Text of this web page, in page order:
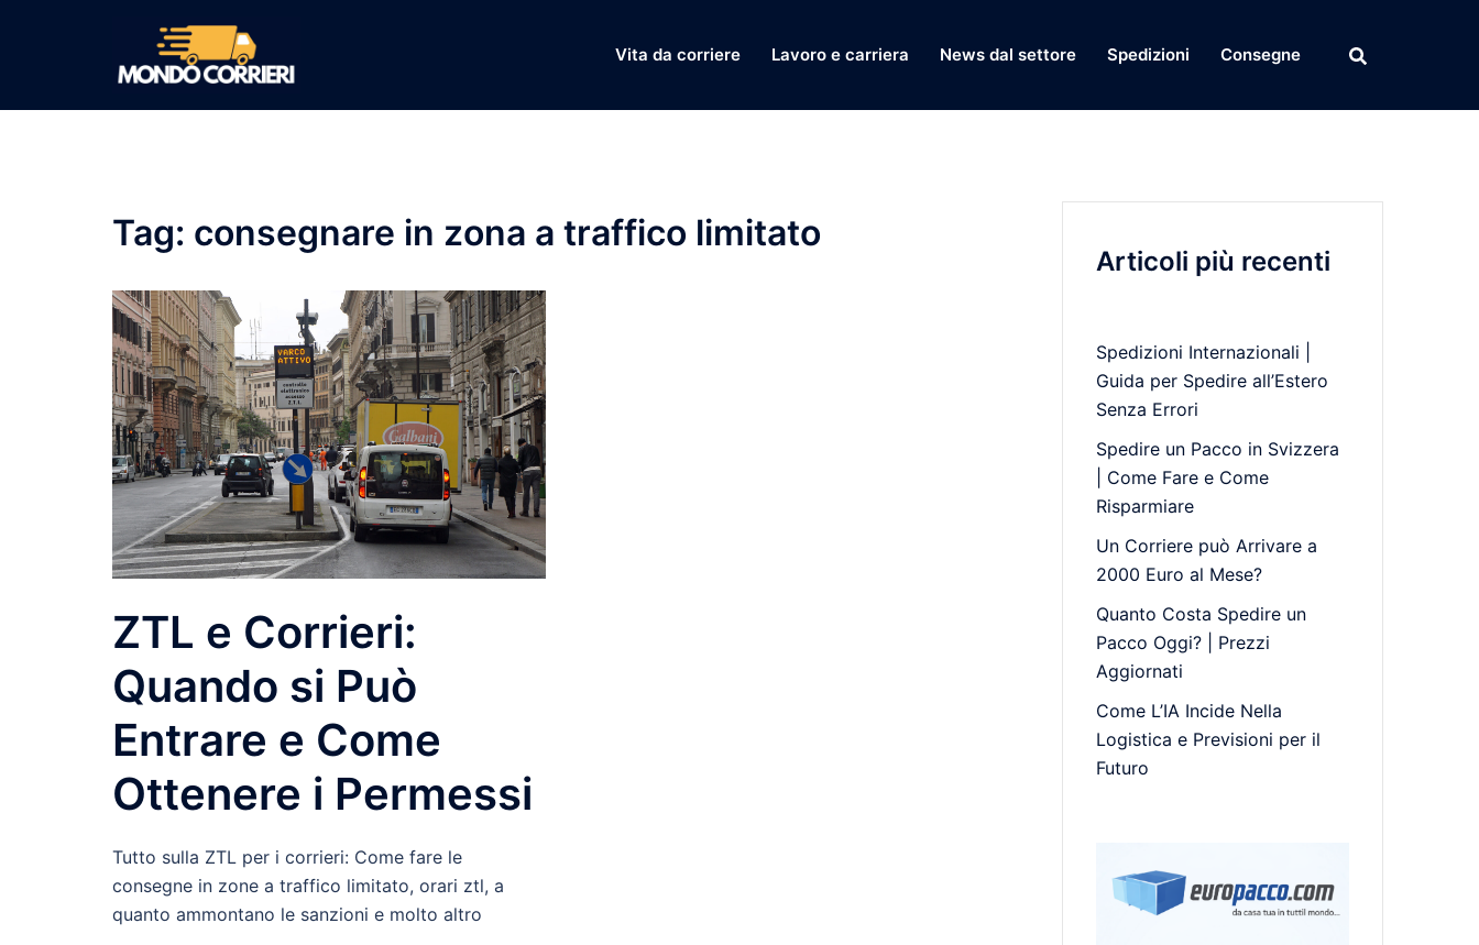
Vita da corriere Lavoro e carriera News dal settore Spedizioni Consegne
Tag: consegnare in zona a traffico limitato
ZTL e Corrieri:
Quando si Può
Entrare e Come
Ottenere i Permessi
Tutto sulla ZTL per i corrieri: Come fare le
consegne in zone a traffico limitato, orari ztl, a
quanto ammontano le sanzioni e molto altro
Articoli più recenti
Spedizioni Internazionali |
Guida per Spedire all’Estero
Senza Errori
Spedire un Pacco in Svizzera
| Come Fare e Come
Risparmiare
Un Corriere può Arrivare a
2000 Euro al Mese?
Quanto Costa Spedire un
Pacco Oggi? | Prezzi
Aggiornati
Come L’IA Incide Nella
Logistica e Previsioni per il
Futuro